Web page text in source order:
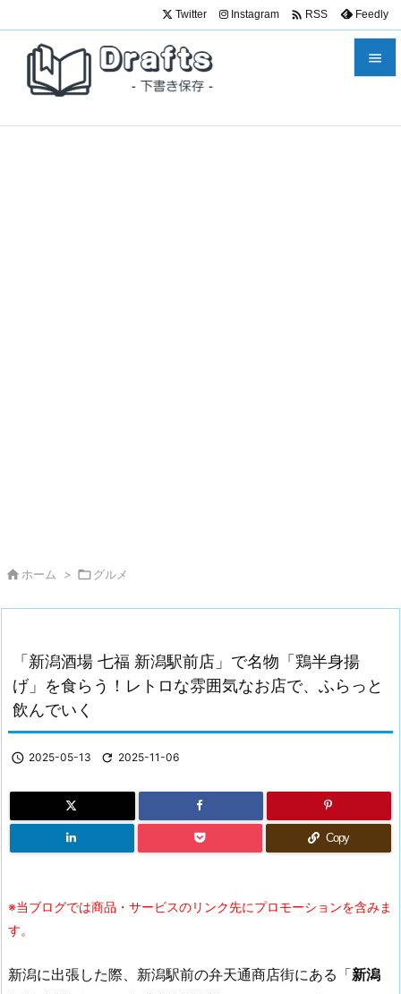

Twitter Instagram  RSS Feedly
 ホーム > グルメ
「新潟酒場 七福 新潟駅前店」で名物「鶏半身揚
げ」を食らう！レトロな雰囲気なお店で、ふらっと
飲んでいく
 2025-05-13  2025-11-06
Copy
※当ブログでは商品・サービスのリンク先にプロモーションを含みま
す。
新潟に出張した際、新潟駅前の弁天通商店街にある「新潟